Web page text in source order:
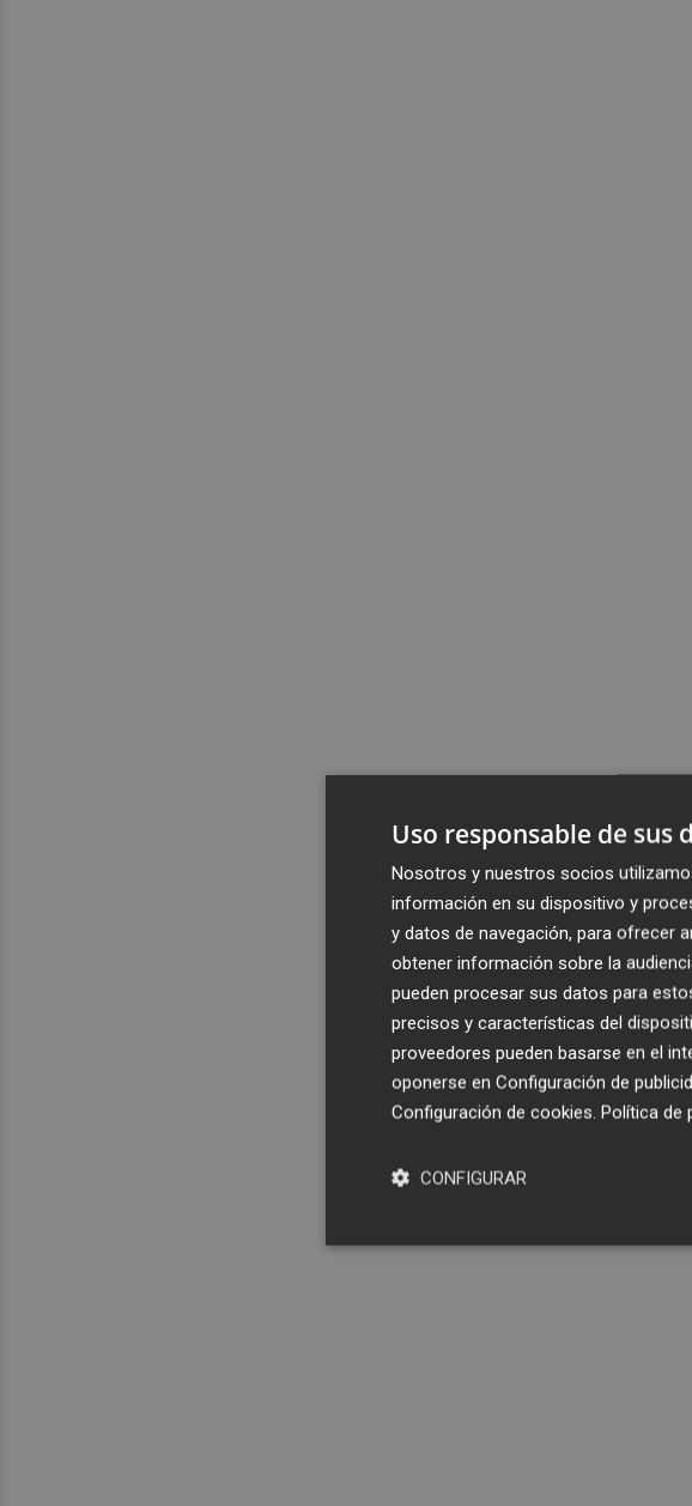
Uso responsable de sus
Nosotros y nuestros socios
información en su dispositivo y
y datos de navegación, para ofrecer
obtener información sobre la
pueden procesar sus datos para
precisos y características del
proveedores pueden basarse en el
oponerse en Configuración de
Configuración de cookies. Política de
CONFIGURAR